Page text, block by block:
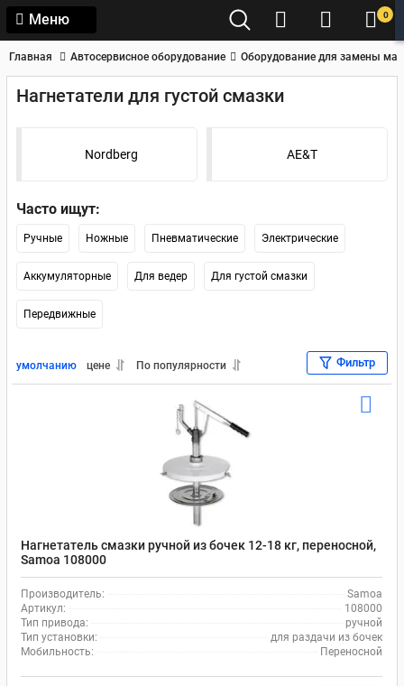
Меню 0
Главная Автосервисное оборудование Оборудование для замены
Нагнетатели для густой смазки
Nordberg AE&T
Часто ищут:
Ручные Ножные Пневматические Электрические
Аккумуляторные Для ведер Для густой смазки
Передвижные
умолчанию цене По популярности Фильтр
Нагнетатель смазки ручной из бочек 12-18 кг, переносной,
Samoa 108000
Производитель:
Samoa
Артикул:
108000
Тип привода:
ручной
Тип установки:
для раздачи из бочек
Мобильность:
Переносной